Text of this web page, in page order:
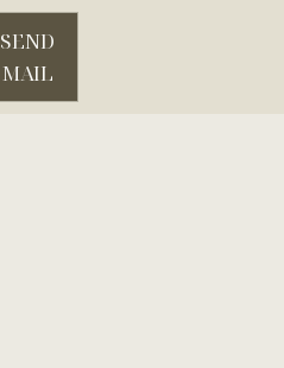
SEND
MAIL